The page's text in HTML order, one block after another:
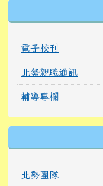
電子校刊
北勢親職通訊
輔導專欄
北勢團隊